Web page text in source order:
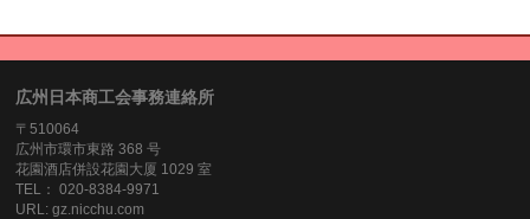
広州日本商工会事務連絡所
〒510064
広州市環市東路 368 号
花園酒店併設花園大厦 1029 室
TEL： 020-8384‐9971
URL: gz.nicchu.com